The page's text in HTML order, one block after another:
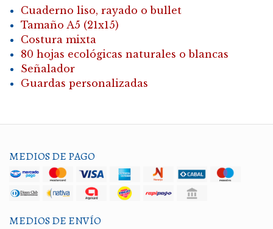
Cuaderno liso, rayado o bullet
Tamaño A5 (21x15)
Costura mixta
80 hojas ecológicas naturales o blancas
Señalador
Guardas personalizadas
MEDIOS DE PAGO
MEDIOS DE ENVÍO